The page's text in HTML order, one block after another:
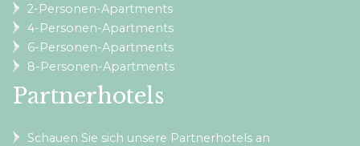
2-Personen-Apartments
4-Personen-Apartments
6-Personen-Apartments
8-Personen-Apartments
Partnerhotels
Schauen Sie sich unsere Partnerhotels an